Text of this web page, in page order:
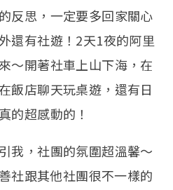
反思，一定要多回家關心
還有社遊！2天1夜的阿里
～開著社車上山下海，在
飯店聊天玩桌遊，還有日
的超感動的！
我，社團的氛圍超溫馨～
社跟其他社團很不一樣的